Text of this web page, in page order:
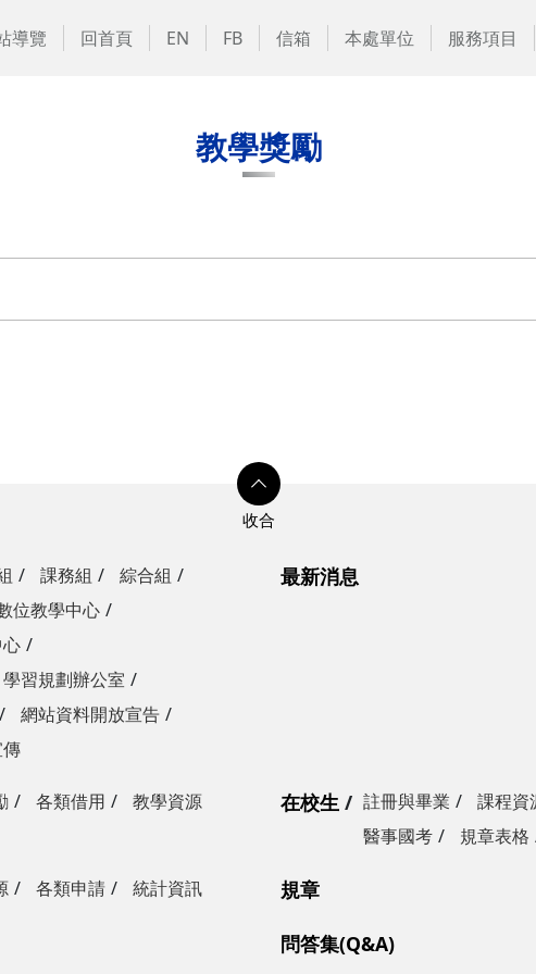
導覽 回首頁 EN FB 信箱 本處單位 服務項目
教學獎勵
課務組
綜合組
位教學中心
學習規劃辦公室
網站資料開放宣告
最新消息
各類借用 教學資源 在校生 註冊與畢業 課程資
醫事國考
規章表格
各類申請 統計資訊 規章
問答集(Q&A)